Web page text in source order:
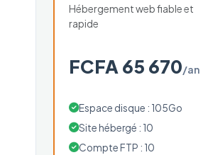
Hébergement web fiable et
rapide
FCFA 65 670/an
Espace disque : 105Go
Site hébergé : 10
Compte FTP : 10